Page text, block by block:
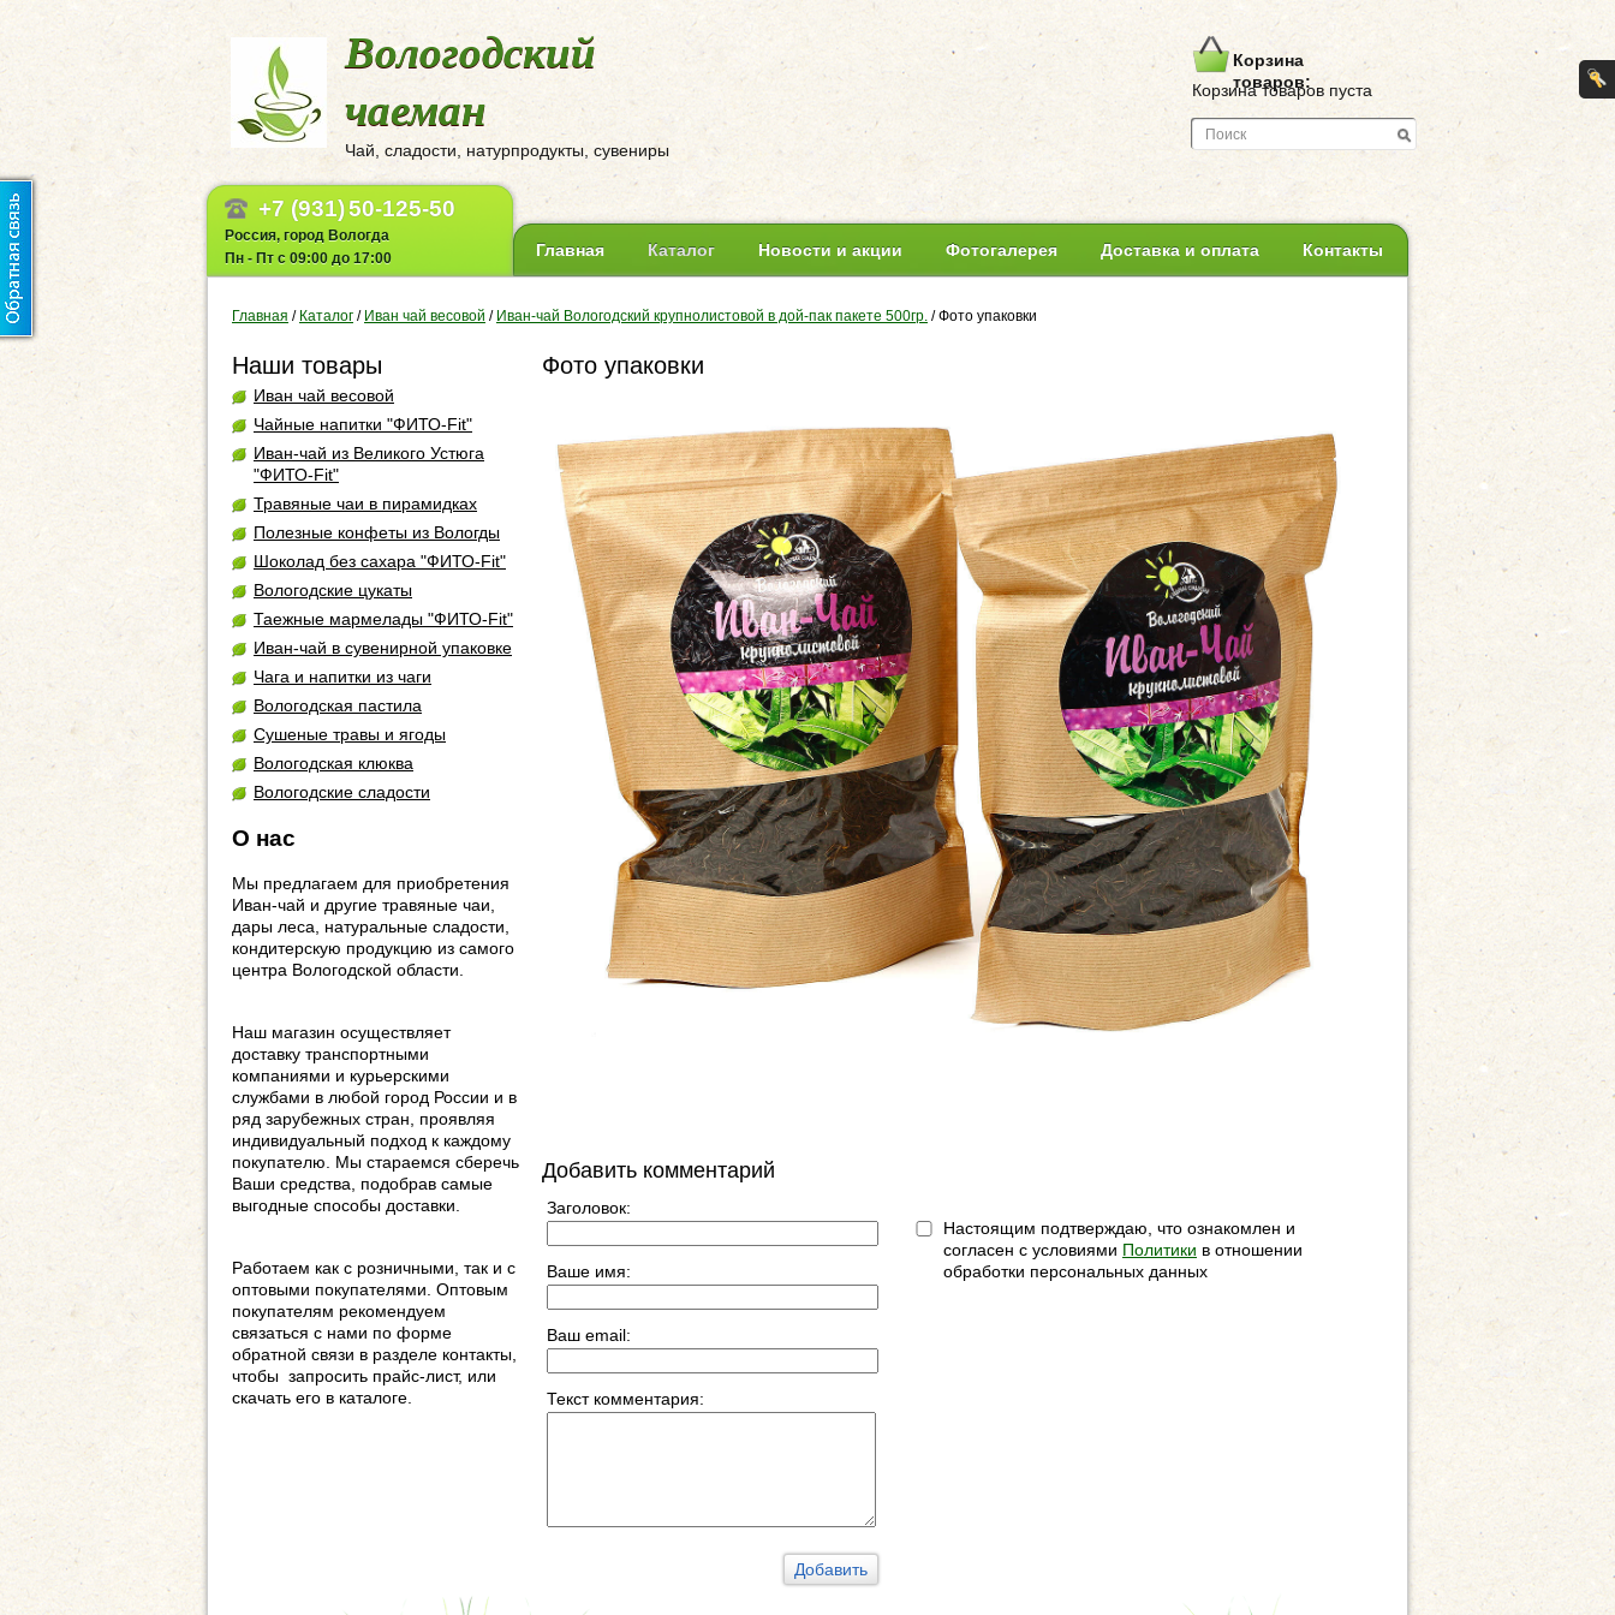
Вологодский
чаеман
Чай, сладости, натурпродукты, сувениры
Корзина
товаров:
Корзина товаров пуста
+7 (931)50-125-50
Россия, город Вологда
Пн - Пт с 09:00 до 17:00
Главная Каталог Новости и акции Фотогалерея Доставка и оплата Контакты
Главная / Каталог / Иван чай весовой / Иван-чай Вологодский крупнолистовой в дой-пак пакете 500гр. / Фото упаковки
Наши товары
Иван чай весовой
Чайные напитки "ФИТО-Fit"
Иван-чай из Великого Устюга
"ФИТО-Fit"
Травяные чаи в пирамидках
Полезные конфеты из Вологды
Шоколад без сахара "ФИТО-Fit"
Вологодские цукаты
Таежные мармелады "ФИТО-Fit"
Иван-чай в сувенирной упаковке
Чага и напитки из чаги
Вологодская пастила
Сушеные травы и ягоды
Вологодская клюква
Вологодские сладости
О нас
Мы предлагаем для приобретения
Иван-чай и другие травяные чаи,
дары леса, натуральные сладости,
кондитерскую продукцию из самого
центра Вологодской области.
Наш магазин осуществляет
доставку транспортными
компаниями и курьерскими
службами в любой город России и в
ряд зарубежных стран, проявляя
индивидуальный подход к каждому
покупателю. Мы стараемся сберечь
Ваши средства, подобрав самые
выгодные способы доставки.
Работаем как с розничными, так и с
оптовыми покупателями. Оптовым
покупателям рекомендуем
связаться с нами по форме
обратной связи в разделе контакты,
чтобы запросить прайс-лист, или
скачать его в каталоге.
Фото упаковки
Добавить комментарий
Заголовок:
Ваше имя:
Ваш email:
Текст комментария:
Настоящим подтверждаю, что ознакомлен и
согласен с условиями Политики в отношении
обработки персональных данных